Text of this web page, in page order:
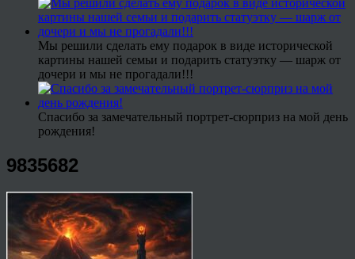
Мы решили сделать ему подарок в виде исторической
картины нашей семьи и подарить статуэтку — шарж от
дочери и мы не прогадали!!!
Спасибо за замечательный портрет-сюрприз на мой день
рождения!
9835682